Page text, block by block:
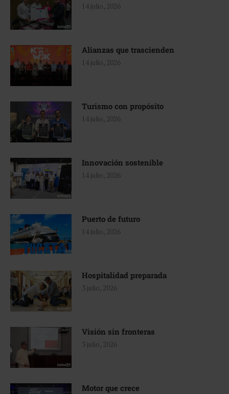
14 julio, 2026
Alianzas que trascienden
14 julio, 2026
Turismo con propósito
14 julio, 2026
Innovación sostenible
14 julio, 2026
Puerto de futuro
14 julio, 2026
Hospitalidad preparada
3 julio, 2026
Visión sin fronteras
3 julio, 2026
Motor que crece